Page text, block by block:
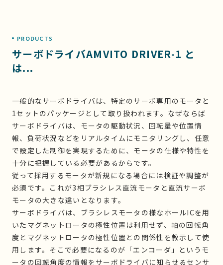
PRODUCTS
サーボドライバAMVITO DRIVER-1 と
は...
一般的なサーボドライバは、特定のサーボ専用のモータと
1セットのパッケージとして取り扱われます。なぜならば
サーボドライバは、モータの駆動状況、回転量や位置情
報、負荷状況などをリアルタイムにモニタリングし、任意
で設定した制御を実現するために、モータの仕様や特性を
十分に把握している必要があるからです。
従って採用するモータが新規になる場合には検証や調整が
必須です。これが3相ブラシレス直流モータと直流サーボ
モータの大きな違いとなります。
サーボドライバは、ブラシレスモータの様なホールICを用
いたマグネットロータの極性位置は利用せず、軸の回転角
度とマグネットロータの極性位置との関係性を教示して使
用します。そこで必要になるのが「エンコーダ」というモ
ータの回転角度の情報をサーボドライバに知らせるセンサ